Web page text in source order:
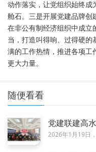
动作落实，让党组织始终成
舱石。三是开展党建品牌创
在非公有制经济组织中成立
当，打造叫得响、过得硬的
满的工作热情，推进各项工
更大力量。
随便看看
01-26